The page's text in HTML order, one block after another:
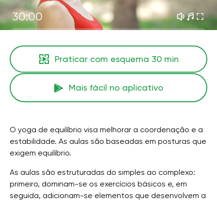
30:00
Praticar com esquema 30 min
Mais fácil no aplicativo
O yoga de equilíbrio visa melhorar a coordenação e a
estabilidade. As aulas são baseadas em posturas que
exigem equilíbrio.
As aulas são estruturadas do simples ao complexo:
primeiro, dominam-se os exercícios básicos e, em
seguida, adicionam-se elementos que desenvolvem a